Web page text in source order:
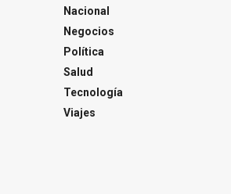
Nacional
Negocios
Política
Salud
Tecnología
Viajes